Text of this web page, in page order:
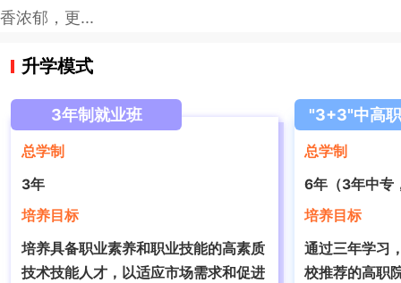
香浓郁，更...
升学模式
3年制就业班
总学制
3年
培养目标
培养具备职业素养和职业技能的高素质
技术技能人才，‌以适应市场需求和促进
"3+3"中高
总学制
6年（3年中专
培养目标
通过三年学习
校推荐的高职